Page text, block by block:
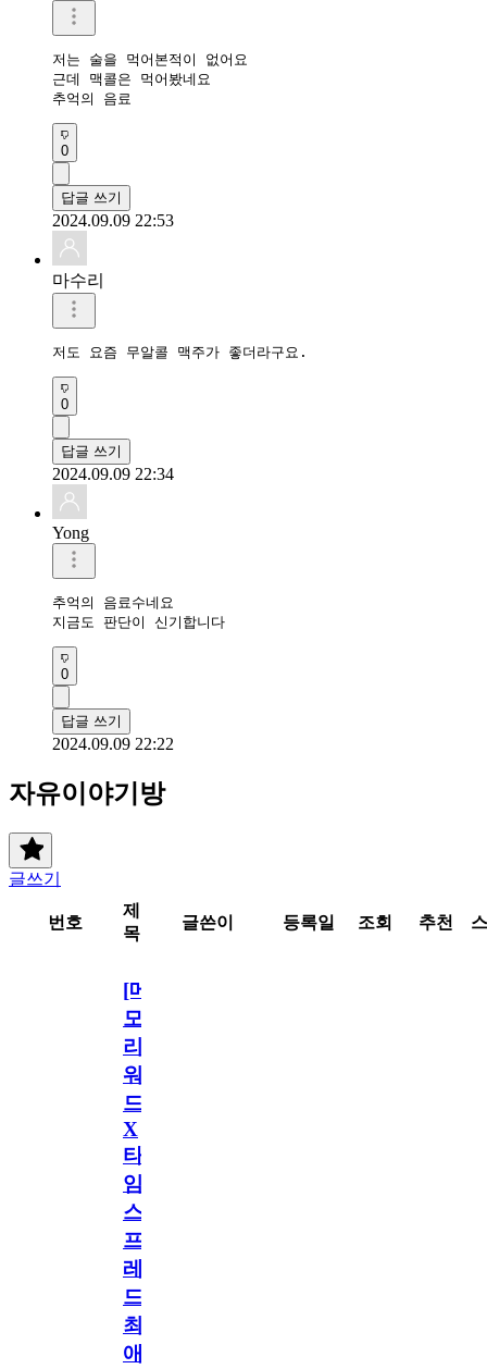
저는 술을 먹어본적이 없어요
근데 맥콜은 먹어봤네요
추억의 음료
0
답글 쓰기
2024.09.09 22:53
마수리
저도 요즘 무알콜 맥주가 좋더라구요.
0
답글 쓰기
2024.09.09 22:34
Yong
추억의 음료수네요
지금도 판단이 신기합니다
0
답글 쓰기
2024.09.09 22:22
자유이야기방
글쓰기
번호
제
목
글쓴이 등록일 조회 추천
[메
모
리
워
드
X
타
임
스
프
레
드]
최
애